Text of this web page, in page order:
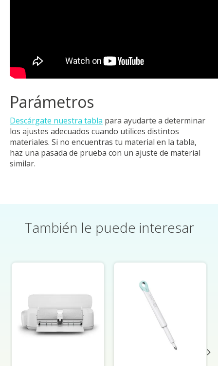
Parámetros
Descárgate nuestra tabla para ayudarte a determinar
los ajustes adecuados cuando utilices distintos
materiales. Si no encuentras tu material en la tabla,
haz una pasada de prueba con un ajuste de material
similar.
También le puede interesar